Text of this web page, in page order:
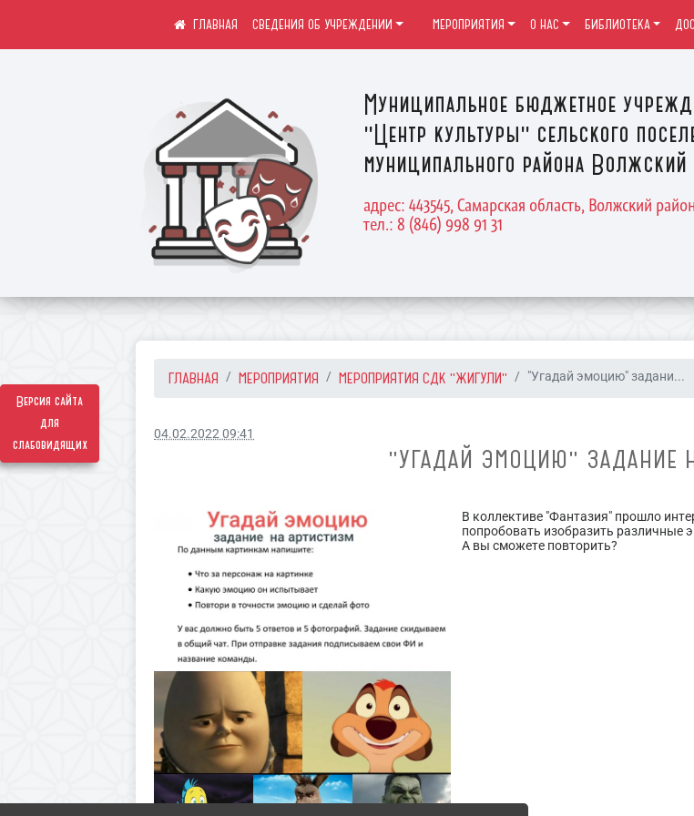
Версия сайта
для
слабовидящих
Муниципальное бюджетное
"Центр культуры" сельского
муниципального района
адрес: 443545, Самарская область, Волжский
тел.: 8 (846) 998 91 31
СВЕДЕНИЯ ОБ УЧРЕЖДЕНИИ МЕРОПРИЯТИЯ О НАС БИБЛИОТЕКА
ГЛАВНАЯ МЕРОПРИЯТИЯ МЕРОПРИЯТИЯ СДК "ЖИГУЛИ" "Угадай эмоцию" задани...
04.02.2022 09:41
"УГАДАЙ ЭМОЦИЮ" ЗАДАНИЕ
В коллективе "Фантазия" прошло
попробовать изобразить различные
А вы сможете повторить?